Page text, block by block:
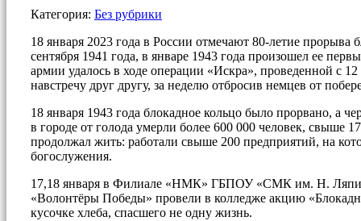
Категория: Без рубрики
18 января 2023 года в России отмечают 80-летие
сентября 1941 года, в январе 1943 года произошел ее
армии удалось в ходе операции «Искра», проведенной с
навстречу друг другу, за неделю отбросив немцев от
18 января 1943 года блокадное кольцо было прорвано, а
в городе от голода умерли более 600 000 человек, свыше
продолжал жить: работали свыше 200 предприятий, на
богослужения.
17,18 января в Филиале «НМК» ГБПОУ «СМК им. Н.
«Волонтёры Победы» провели в колледже акцию
кусочке хлеба, спасшего не одну жизнь.